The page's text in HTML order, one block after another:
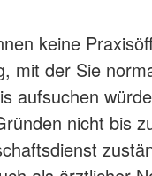
keine
mit der Sie
aufsuchen
nicht bis